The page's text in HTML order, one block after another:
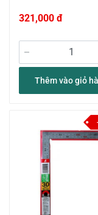
321,000 đ
Thêm vào giỏ